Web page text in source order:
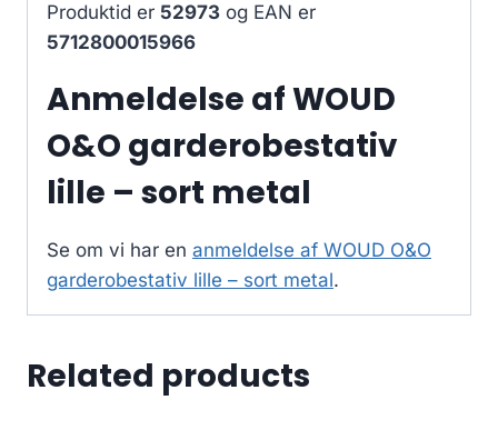
Produktid er 52973 og EAN er
5712800015966
Anmeldelse af WOUD
O&O garderobestativ
lille – sort metal
Se om vi har en anmeldelse af WOUD O&O
garderobestativ lille – sort metal.
Related products